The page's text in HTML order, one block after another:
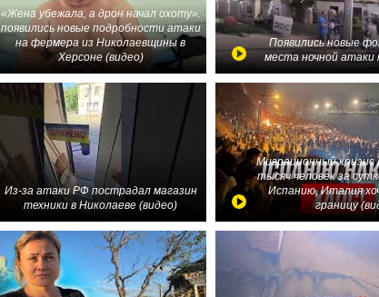
«Жена убежала, а дрон начал охоту»:
появились новые подробности атаки
на фермера из Николаевщины в
Херсоне (видео)
Появились новые
места ночной атаки
Из-за атаки РФ пострадал магазин
техники в Николаеве (видео)
Миграционный кризис
тысяч человек за
Испанию, Италия
границу